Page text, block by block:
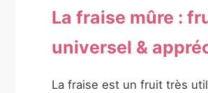
La fraise mûre :
universel &
La fraise est un fruit très